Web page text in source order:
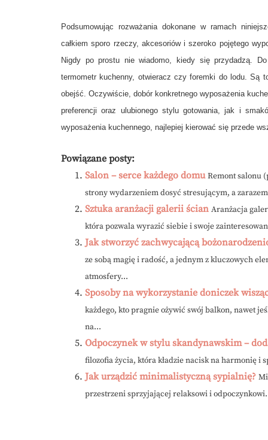
Podsumowując rozważania dokonane w ramach
całkiem sporo rzeczy, akcesoriów i szeroko pojętego
Nigdy po prostu nie wiadomo, kiedy się przydadzą.
termometr kuchenny, otwieracz czy foremki do lodu. Są
obejść. Oczywiście, dobór konkretnego wyposażenia
preferencji oraz ulubionego stylu gotowania, jak i
wyposażenia kuchennego, najlepiej kierować się przede
Powiązane posty:
Salon – serce każdego domu Remont salonu
strony wydarzeniem dosyć stresującym, a
Sztuka aranżacji galerii ścian Aranżacja
która pozwala wyrazić siebie i swoje
Jak stworzyć zachwycającą
ze sobą magię i radość, a jednym z kluczowych
atmosfery...
Sposoby na wykorzystanie doniczek
każdego, kto pragnie ożywić swój balkon, nawet
na...
Odpoczynek w stylu skandynawskim –
filozofia życia, która kładzie nacisk na harmonię i
Jak urządzić minimalistyczną sypialnię?
przestrzeni sprzyjającej relaksowi i